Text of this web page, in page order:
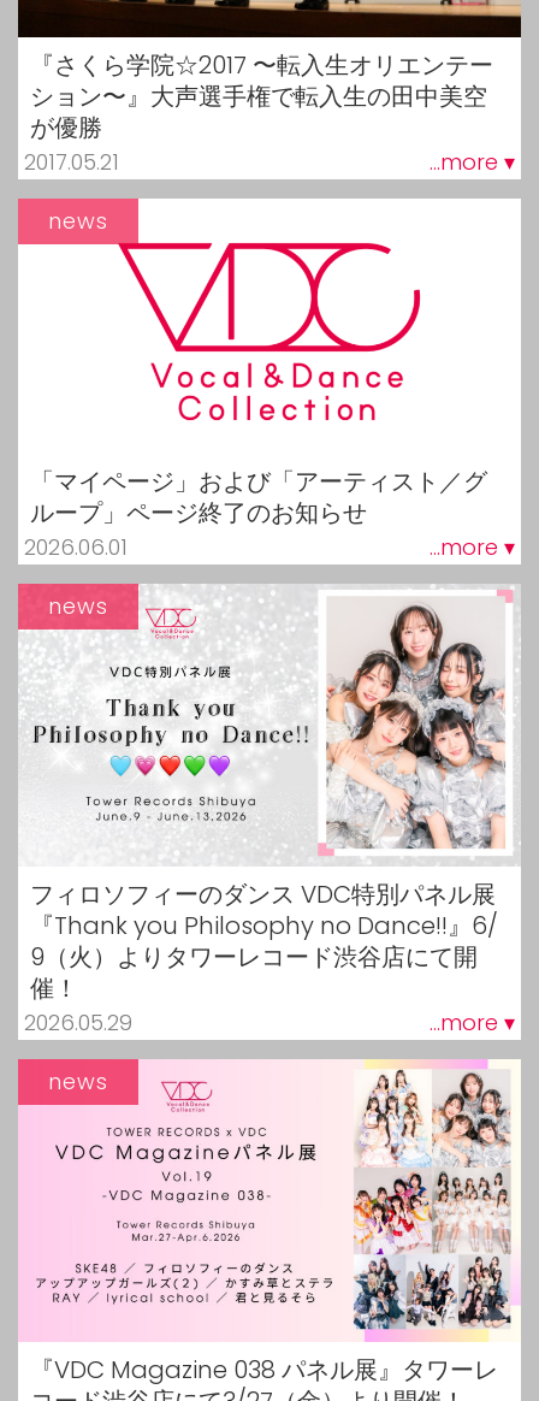
『さくら学院☆2017 〜転入生オリエンテー
ション〜』大声選手権で転入生の田中美空
が優勝
2017.05.21 ...more ▾
「マイページ」および「アーティスト／グ
ループ」ページ終了のお知らせ
2026.06.01 ...more ▾
news
フィロソフィーのダンス VDC特別パネル展
『Thank you Philosophy no Dance!!』6/
9（火）よりタワーレコード渋谷店にて開
催！
2026.05.29 ...more ▾
news
『VDC Magazine 038 パネル展』タワーレ
news